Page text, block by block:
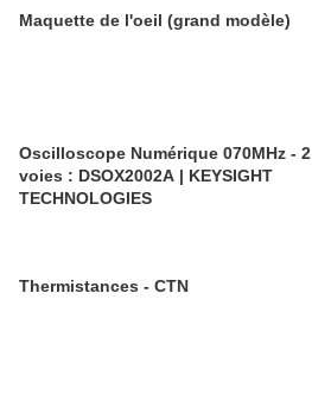
Maquette de l'oeil (grand modèle)
Oscilloscope Numérique 070MHz - 2
voies : DSOX2002A | KEYSIGHT
TECHNOLOGIES
Thermistances - CTN